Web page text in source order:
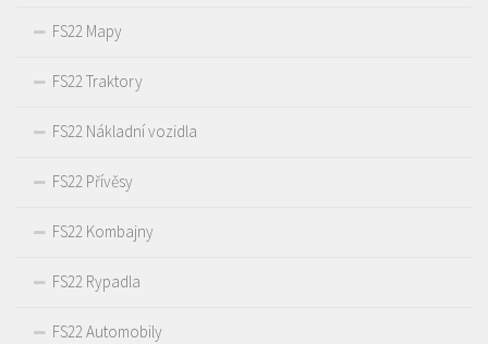
FS22 Mapy
FS22 Traktory
FS22 Nákladní vozidla
FS22 Přívěsy
FS22 Kombajny
FS22 Rypadla
FS22 Automobily